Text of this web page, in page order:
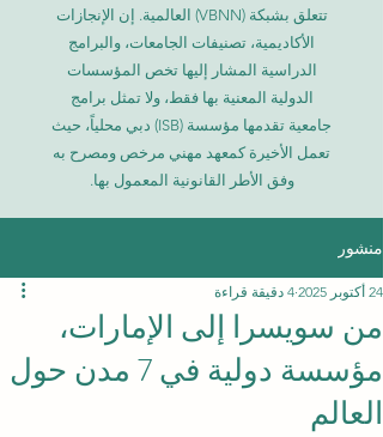
تتعلق بشبكة (VBNN) العالمية. إن الإنجازات
الأكاديمية، تصنيفات الجامعات، والبرامج
الدراسية المشار إليها تخص المؤسسات
الدولية المعنية بها فقط، ولا تمثل برامج
جامعية تقدمها مؤسسة (ISB) دبي محلياً، حيث
تعمل الأخيرة كمعهد مهني مرخص ومصرح به
وفق الأطر القانونية المعمول بها.
منشور
من سويسرا إلى الإمارات،
مؤسسة دولية في 7 مدن حول
العالم
24 أكتوبر 2025 4 دقيقة قراءة